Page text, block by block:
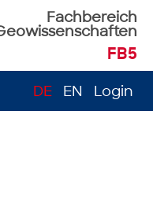
Fachbereich
FB5
DE EN Login